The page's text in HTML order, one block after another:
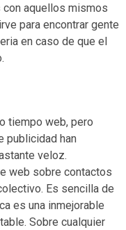
aquellos mismos
para encontrar gente
en caso de que el
tiempo web, pero
publicidad han
veloz.
web sobre contactos
Es sencilla de
es una inmejorable
Sobre cualquier